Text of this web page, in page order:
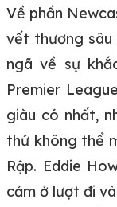
Về phần
vết thương sâu
ngã về sự
Premier
giàu có nhất,
thứ không thể
Rập. Eddie
cảm ở lượt đi